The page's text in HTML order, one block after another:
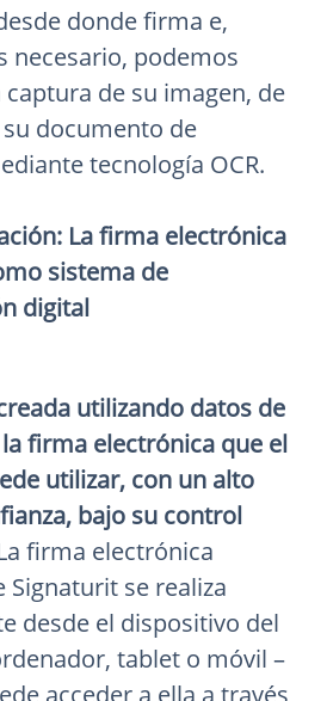
donde firma e,
necesario, podemos
de su imagen, de
su documento de
tecnología OCR.
La firma electrónica
sistema de
digital
utilizando datos de
firma electrónica que el
utilizar, con un alto
bajo su control
firma electrónica
Signaturit se realiza
desde el dispositivo del
tablet o móvil –